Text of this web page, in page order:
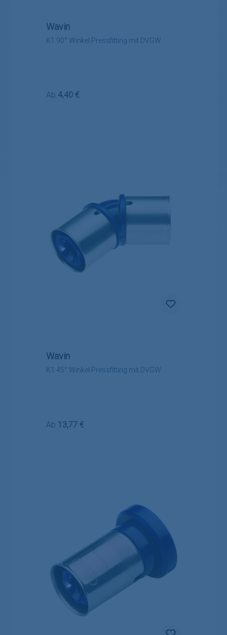
K1 90° Winkel Pressfitting mit DVGW
Wavin
Regulärer Preis:
Ab 4,40 €
K1 45° Winkel Pressfitting mit DVGW
Wavin
Regulärer Preis:
Ab 13,77 €